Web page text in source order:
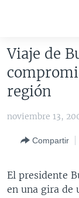
al
contenido
Salte
Salte
AMÉRICA DEL
EEUU
ELECCIONES
VOA VERIFICA
ARGENTINA
COLOMBIA
CHINA EN
COSTA RICA
OTRAS
Viaje de
región
noviembre 13,
Compartir
El presidente
en una gira de